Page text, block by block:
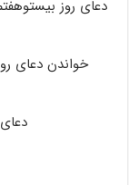
دعاى روز
خواندن دعاى